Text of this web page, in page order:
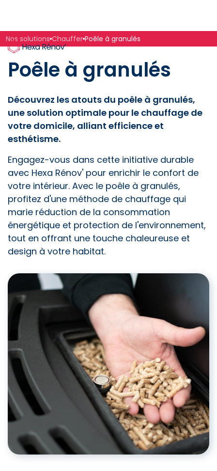
Nos solutions Chauffer Poêle à granulés
Poêle à granulés
Découvrez les atouts du poêle à granulés,
une solution optimale pour le chauffage de
votre domicile, alliant efficience et
esthétisme.
Engagez-vous dans cette initiative durable
avec Hexa Rénov' pour enrichir le confort de
votre intérieur. Avec le poêle à granulés,
profitez d'une méthode de chauffage qui
marie réduction de la consommation
énergétique et protection de l'environnement,
tout en offrant une touche chaleureuse et
design à votre habitat.